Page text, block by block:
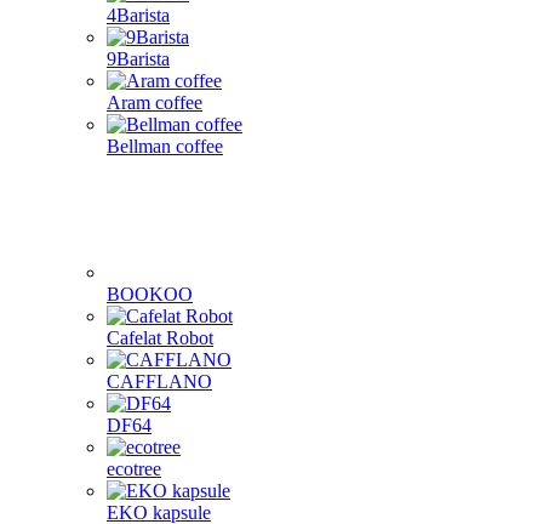
4Barista
9Barista
Aram coffee
Bellman coffee
BOOKOO
Cafelat Robot
CAFFLANO
DF64
ecotree
EKO kapsule